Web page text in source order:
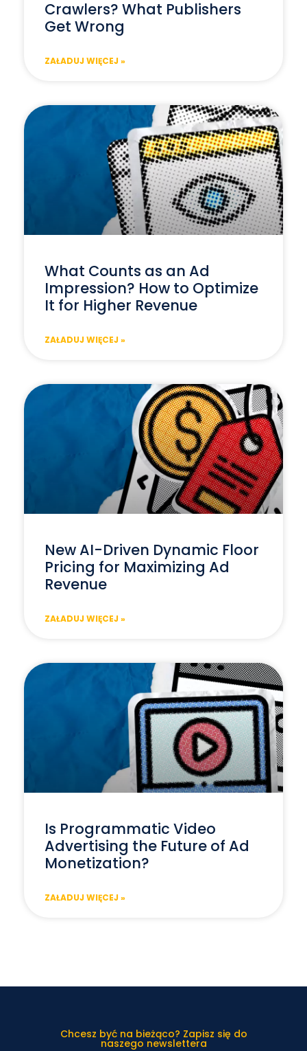
Crawlers? What Publishers
Get Wrong
ZAŁADUJ WIĘCEJ »
What Counts as an Ad
Impression? How to Optimize
It for Higher Revenue
ZAŁADUJ WIĘCEJ »
New AI-Driven Dynamic Floor
Pricing for Maximizing Ad
Revenue
ZAŁADUJ WIĘCEJ »
Is Programmatic Video
Advertising the Future of Ad
Monetization?
ZAŁADUJ WIĘCEJ »
Chcesz być na bieżąco? Zapisz się do
naszego newslettera